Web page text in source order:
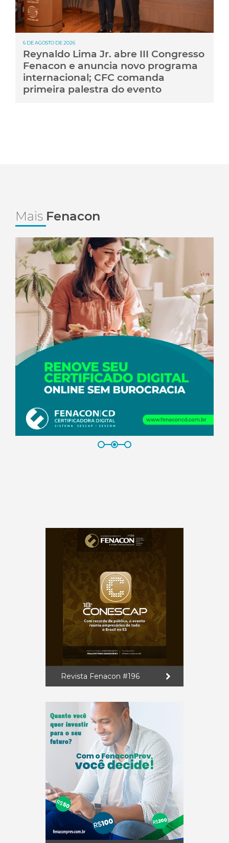
6 DE AGOSTO DE 2026
Reynaldo Lima Jr. abre III Congresso
Fenacon e anuncia novo programa
internacional; CFC comanda
primeira palestra do evento
Mais Fenacon
Revista Fenacon #196